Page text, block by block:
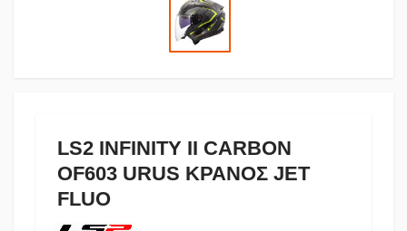
LS2 INFINITY II CARBON
OF603 URUS ΚΡΑΝΟΣ JET
FLUO